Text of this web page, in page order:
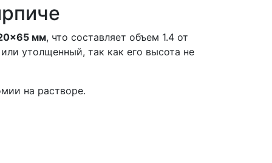
мм, что составляет объем 1.4 от
утолщенный, так как его высота не
на растворе.